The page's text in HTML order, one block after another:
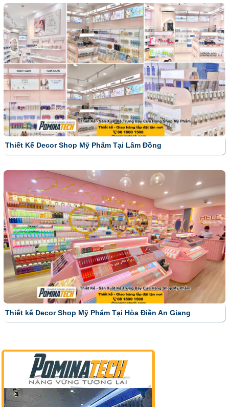
Thiết Kế Decor Shop Mỹ Phẩm Tại Lâm Đồng
Thiết kế Decor Shop Mỹ Phẩm Tại Hòa Điền An Giang